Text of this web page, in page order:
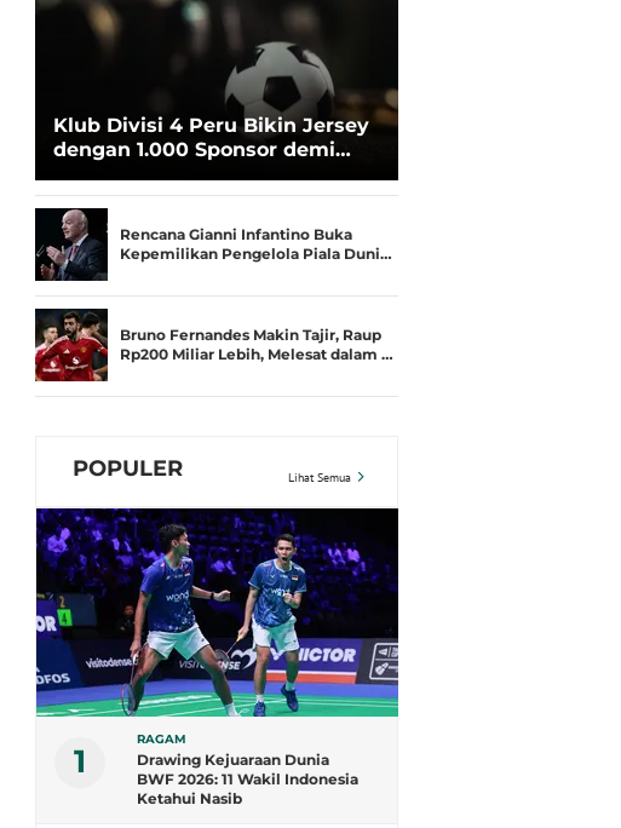
Klub Divisi 4 Peru Bikin Jersey
dengan 1.000 Sponsor demi
Rencana Gianni Infantino Buka
Kepemilikan Pengelola Piala Duni…
Bruno Fernandes Makin Tajir, Raup
Rp200 Miliar Lebih, Melesat dalam …
POPULER Lihat Semua
1
RAGAM
Drawing Kejuaraan Dunia
BWF 2026: 11 Wakil Indonesia
Ketahui Nasib